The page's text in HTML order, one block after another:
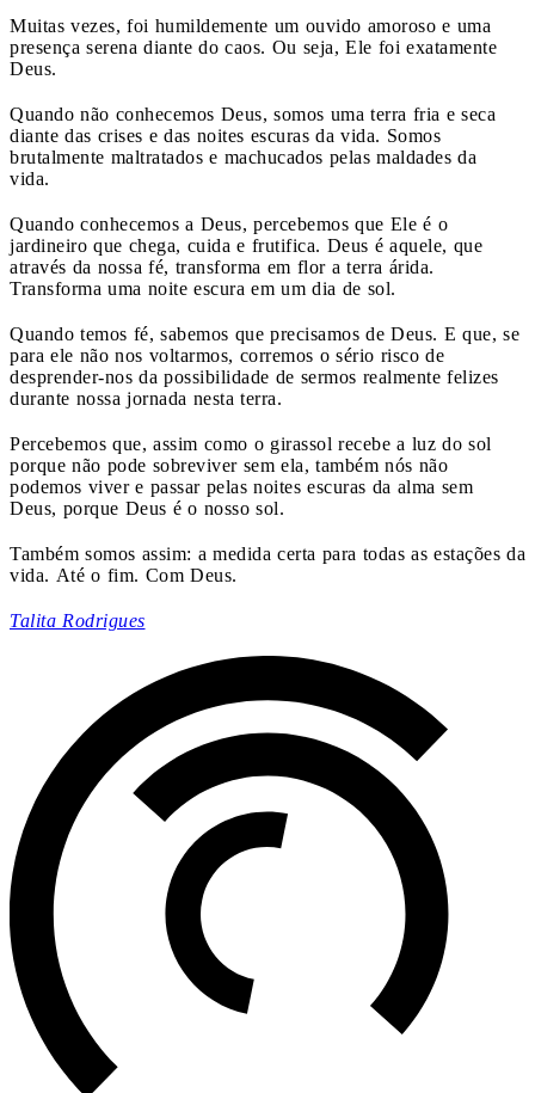
Muitas vezes, foi humildemente um ouvido amoroso e uma
presença serena diante do caos. Ou seja, Ele foi exatamente
Deus.
Quando não conhecemos Deus, somos uma terra fria e seca
diante das crises e das noites escuras da vida. Somos
brutalmente maltratados e machucados pelas maldades da
vida.
Quando conhecemos a Deus, percebemos que Ele é o
jardineiro que chega, cuida e frutifica. Deus é aquele, que
através da nossa fé, transforma em flor a terra árida.
Transforma uma noite escura em um dia de sol.
Quando temos fé, sabemos que precisamos de Deus. E que, se
para ele não nos voltarmos, corremos o sério risco de
desprender-nos da possibilidade de sermos realmente felizes
durante nossa jornada nesta terra.
Percebemos que, assim como o girassol recebe a luz do sol
porque não pode sobreviver sem ela, também nós não
podemos viver e passar pelas noites escuras da alma sem
Deus, porque Deus é o nosso sol.
Também somos assim: a medida certa para todas as estações da
vida. Até o fim. Com Deus.
Talita Rodrigues